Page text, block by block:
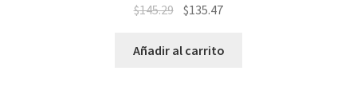
$145.29 $135.47
Añadir al carrito